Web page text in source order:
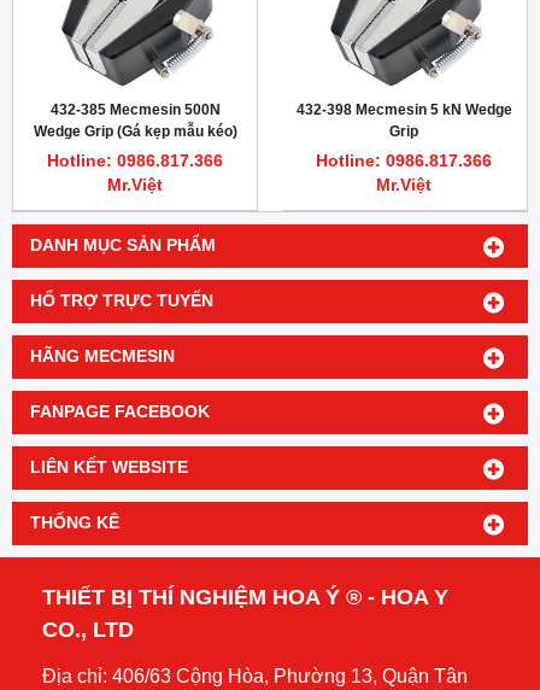
DANH MỤC SẢN PHẨM
HỔ TRỢ TRỰC TUYẾN
HÃNG MECMESIN
FANPAGE FACEBOOK
LIÊN KẾT WEBSITE
THỐNG KÊ
432-385 Mecmesin 500N
Wedge Grip (Gá kẹp mẫu kéo)
Hotline: 0986.817.366
Mr.Việt
432-398 Mecmesin 5 kN Wedge
Grip
Hotline: 0986.817.366
Mr.Việt
THIẾT BỊ THÍ NGHIỆM HOA Ý ® - HOA Y
CO., LTD
Địa chỉ: 406/63 Cộng Hòa, Phường 13, Quận Tân